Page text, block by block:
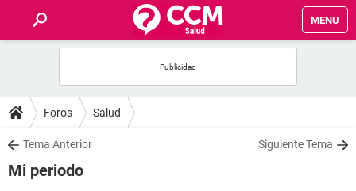
MENU
FOROS
SALUD
FAMILIA
Foros Salud
Tema Anterior Siguiente Tema
Mi periodo